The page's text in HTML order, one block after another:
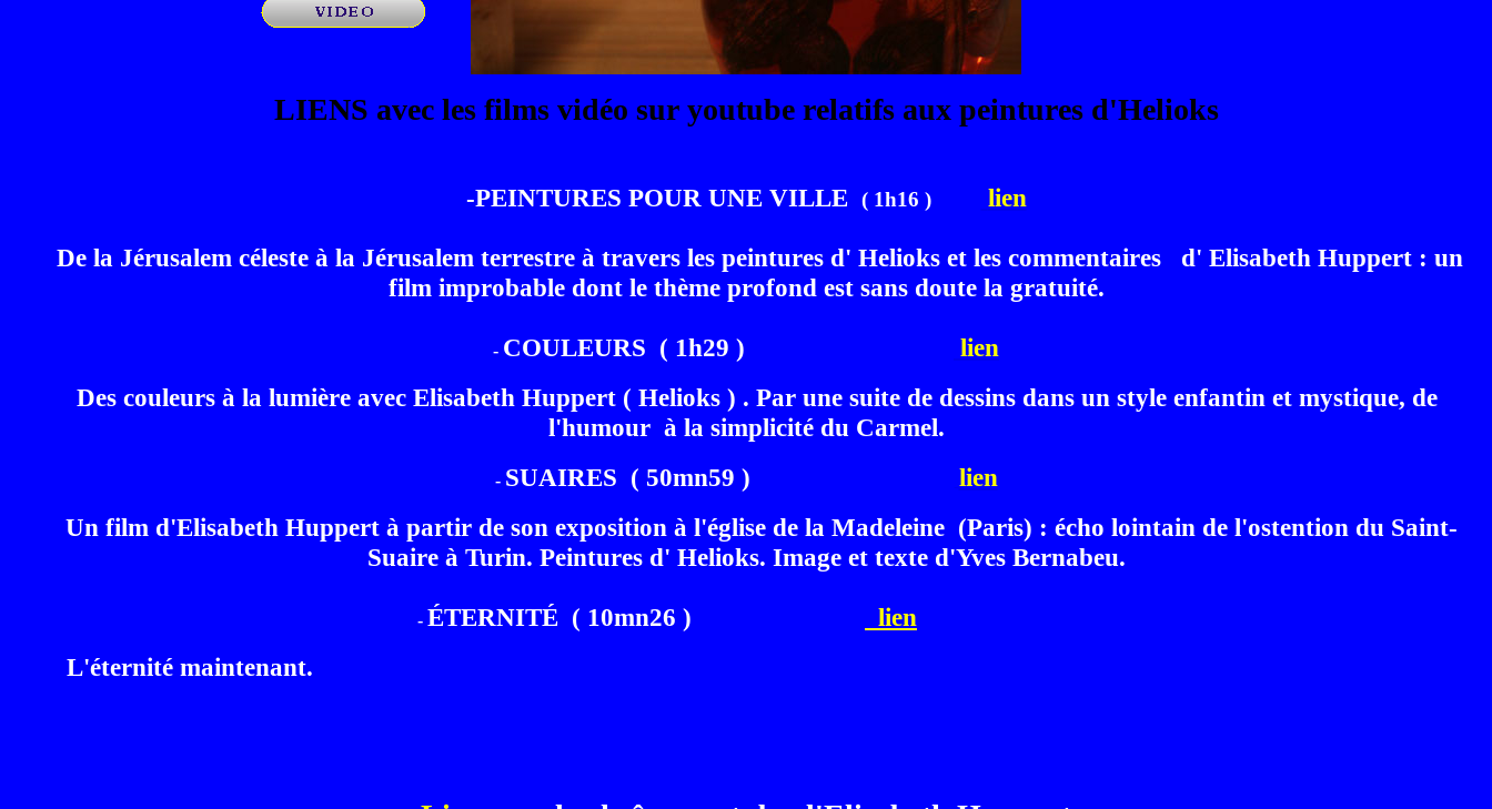
LIENS avec les films vidéo sur youtube relatifs aux peintures d'Helioks
-PEINTURES POUR UNE VILLE ( 1h16 ) lien
De la Jérusalem céleste à la Jérusalem terrestre à travers les peintures d' Helioks et les commentaires d' Elisabeth Huppert : un
film improbable dont le thème profond est sans doute la gratuité.
- COULEURS ( 1h29 )
lien
Des couleurs à la lumière avec Elisabeth Huppert ( Helioks ) . Par une suite de dessins dans un style enfantin et mystique, de
l'humour à la simplicité du Carmel.
- SUAIRES ( 50mn59 )
lien
Un film d'Elisabeth Huppert à partir de son exposition à l'église de la Madeleine (Paris) : écho lointain de l'ostention du Saint-
Suaire à Turin. Peintures d' Helioks. Image et texte d'Yves Bernabeu.
- ÉTERNITÉ ( 10mn26 )
lien
L'éternité maintenant.